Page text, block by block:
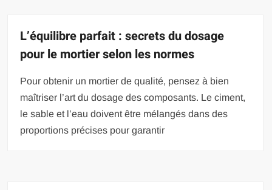
L’équilibre parfait : secrets du dosage
pour le mortier selon les normes
Pour obtenir un mortier de qualité, pensez à bien
maîtriser l’art du dosage des composants. Le ciment,
le sable et l’eau doivent être mélangés dans des
proportions précises pour garantir